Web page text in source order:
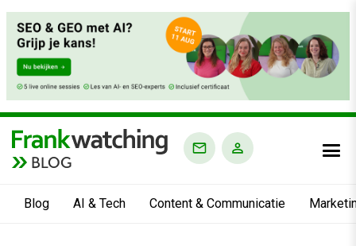
BLOG
Blog AI & Tech Content & Communicatie